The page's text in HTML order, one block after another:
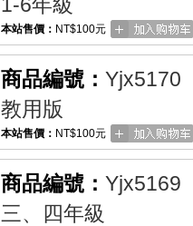
本站售價： NT$100元
商品編號： Yjx5170
教用版
本站售價： NT$100元
商品編號： Yjx5169
三、四年級